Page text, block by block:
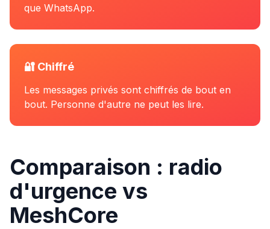
que WhatsApp.
🔐 Chiffré
Les messages privés sont chiffrés de bout en
bout. Personne d'autre ne peut les lire.
Comparaison : radio
d'urgence vs
MeshCore